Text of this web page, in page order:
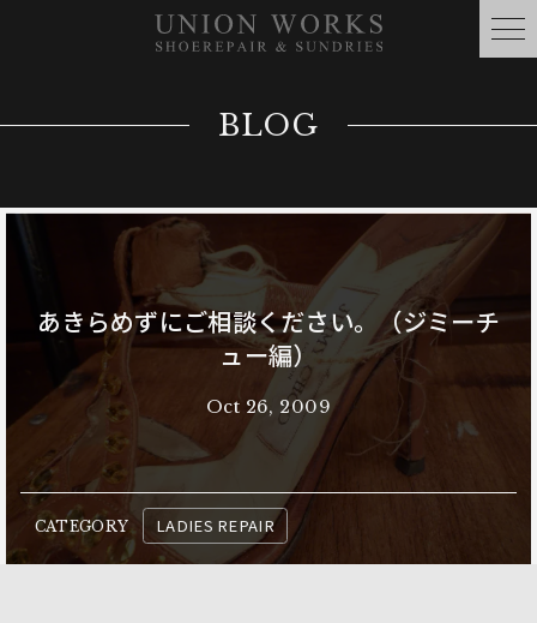
BLOG
あきらめずにご相談ください。（ジミーチ
ュー編）
Oct 26, 2009
CATEGORY LADIES REPAIR